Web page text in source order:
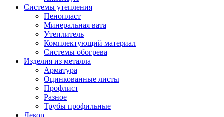
Системы утепления
Пенопласт
Минеральная вата
Утеплитель
Комплектующий материал
Системы обогрева
Изделия из металла
Арматура
Оцинкованные листы
Профлист
Разное
Трубы профильные
Декор